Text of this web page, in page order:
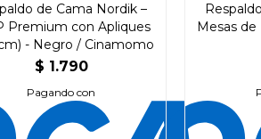
de Cama Nordik –
Premium con Apliques
- Negro / Cinamomo
$ 1.790
Pagando con
Mesas